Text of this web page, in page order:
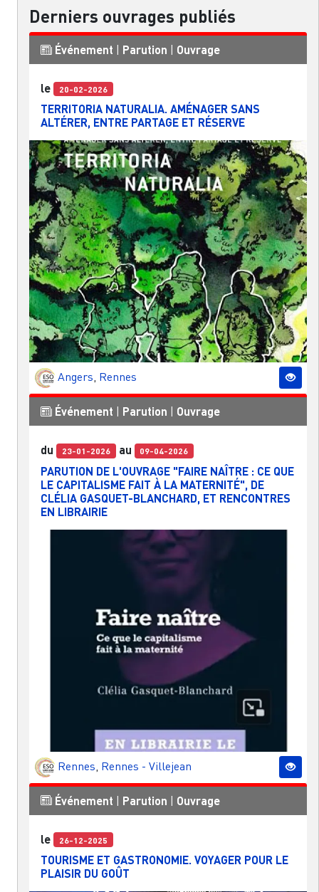
Derniers ouvrages publiés
Événement Parution Ouvrage
le 20-02-2026
TERRITORIA NATURALIA. AMÉNAGER SANS
ALTÉRER, ENTRE PARTAGE ET RÉSERVE
Angers, Rennes
Événement Parution Ouvrage
du 23-01-2026 au 09-04-2026
PARUTION DE L'OUVRAGE "FAIRE NAÎTRE : CE QUE
LE CAPITALISME FAIT À LA MATERNITÉ", DE
CLÉLIA GASQUET-BLANCHARD, ET RENCONTRES
EN LIBRAIRIE
Rennes Rennes - Villejean
Événement | Parution | Ouvrage
le 26-12-2025
TOURISME ET GASTRONOMIE. VOYAGER POUR LE
PLAISIR DU GOÛT